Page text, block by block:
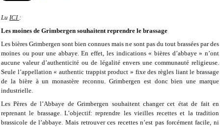
Lu ICI :
Les moines de Grimbergen souhaitent reprendre le brassage
Les bières Grimbergen sont bien connues mais ne sont pas du tout brassées par des
moines ou pour une abbaye. En effet, les indications « bières d’abbaye » n’ont
aucune valeur d’authenticité ou de légalité envers une communauté religieuse.
Seule l’appellation « authentic trappist product » fixe des règles liant le brassage
de la bière à un monastère reconnu. Grimbergen est donc bien une marque
industrielle.
Les Pères de l’Abbaye de Grimbergen souhaitent changer cet état de fait en
reprenant le brassage. L’objectif: reprendre les vieilles recettes et la tradition
brassicole de l’abbaye. Mais retrouver ces recettes n’est pas forcément facile, ni